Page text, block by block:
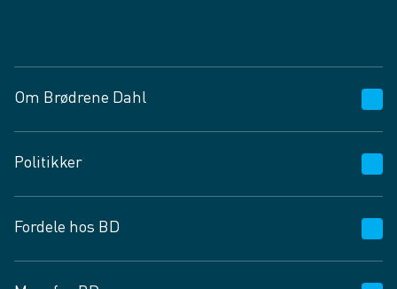
Om Brødrene Dahl
Vagttelefon 30 10 89 89
Spørgsmål og svar
Job og karriere
Fødevarekontrolrapport
Politikker
Privatlivspolitik
Cookies
Fordele hos BD